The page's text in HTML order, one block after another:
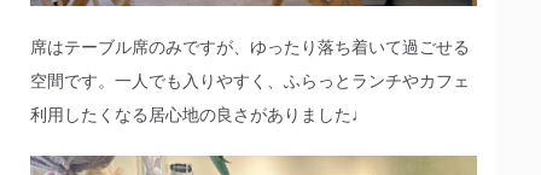
席はテーブル席のみですが、ゆったり落ち着いて過ごせる
空間です。一人でも入りやすく、ふらっとランチやカフェ
利用したくなる居心地の良さがありました♩